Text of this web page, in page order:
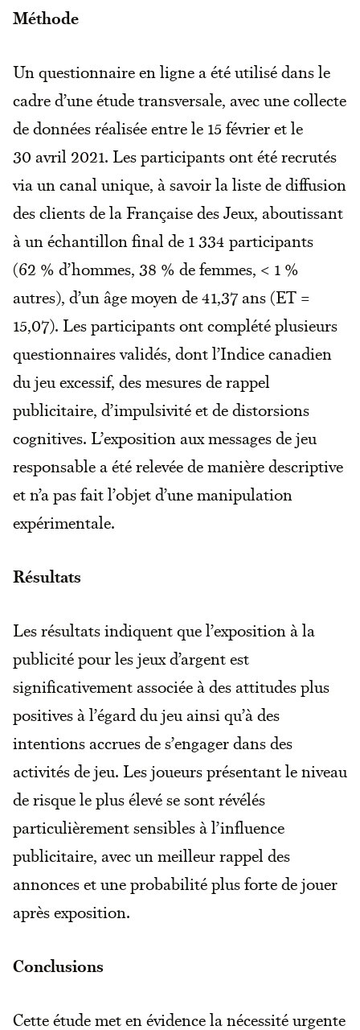
Méthode
Un questionnaire en ligne a été utilisé dans le
cadre d’une étude transversale, avec une collecte
de données réalisée entre le 15 février et le
30 avril 2021. Les participants ont été recrutés
via un canal unique, à savoir la liste de diffusion
des clients de la Française des Jeux, aboutissant
à un échantillon final de 1 334 participants
(62 % d’hommes, 38 % de femmes, < 1 %
autres), d’un âge moyen de 41,37 ans (ET =
15,07). Les participants ont complété plusieurs
questionnaires validés, dont l’Indice canadien
du jeu excessif, des mesures de rappel
publicitaire, d’impulsivité et de distorsions
cognitives. L’exposition aux messages de jeu
responsable a été relevée de manière descriptive
et n’a pas fait l’objet d’une manipulation
expérimentale.
Résultats
Les résultats indiquent que l’exposition à la
publicité pour les jeux d’argent est
significativement associée à des attitudes plus
positives à l’égard du jeu ainsi qu’à des
intentions accrues de s’engager dans des
activités de jeu. Les joueurs présentant le niveau
de risque le plus élevé se sont révélés
particulièrement sensibles à l’influence
publicitaire, avec un meilleur rappel des
annonces et une probabilité plus forte de jouer
après exposition.
Conclusions
Cette étude met en évidence la nécessité urgente